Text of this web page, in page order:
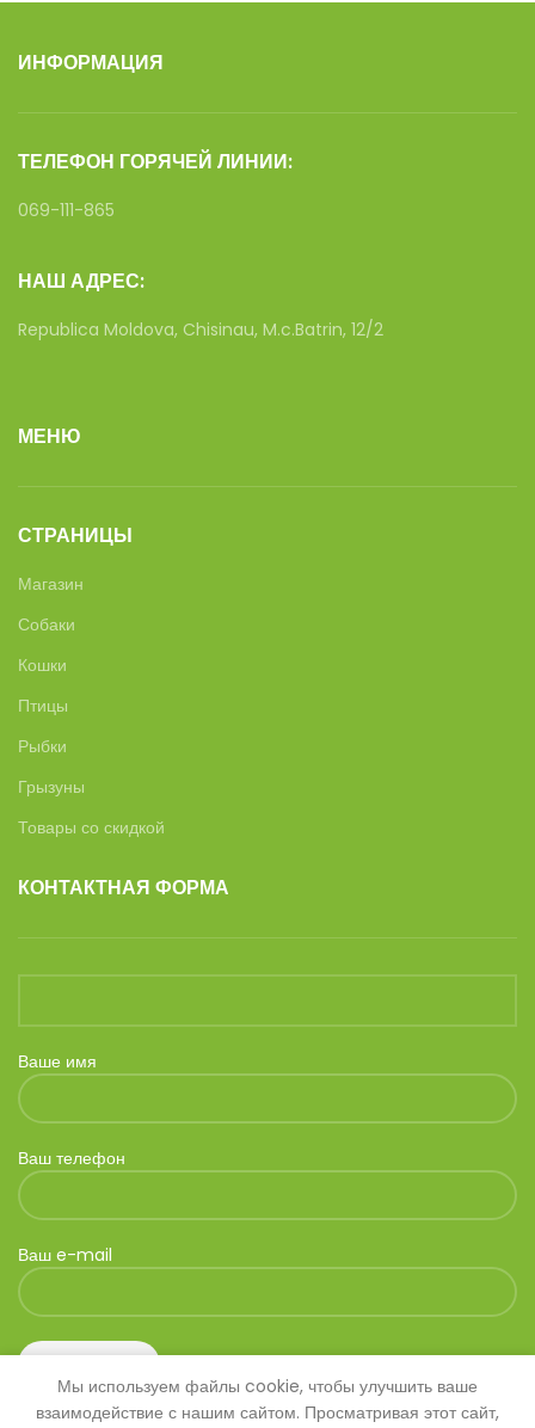
ИНФОРМАЦИЯ
ТЕЛЕФОН ГОРЯЧЕЙ ЛИНИИ:
069-111-865
НАШ АДРЕС:
Republica Moldova, Chisinau, M.c.Batrin, 12/2
МЕНЮ
СТРАНИЦЫ
Магазин
Собаки
Кошки
Птицы
Рыбки
Грызуны
Товары со скидкой
КОНТАКТНАЯ ФОРМА
Ваше имя
Ваш телефон
Ваш e-mail
Мы используем файлы cookie, чтобы улучшить ваше
взаимодействие с нашим сайтом. Просматривая этот сайт,